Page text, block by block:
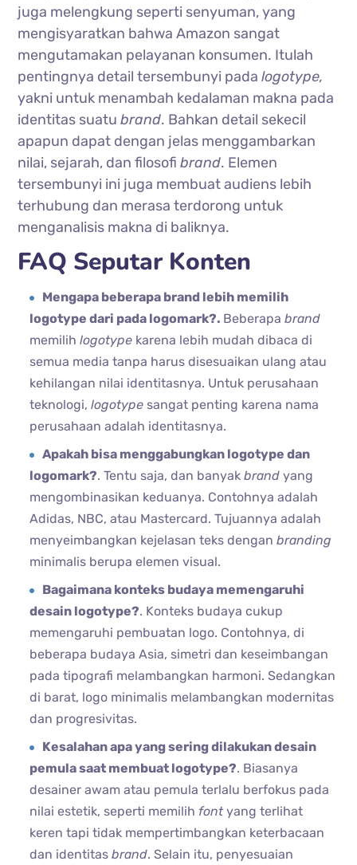
juga melengkung seperti senyuman, yang
mengisyaratkan bahwa Amazon sangat
mengutamakan pelayanan konsumen. Itulah
pentingnya detail tersembunyi padalogotype,
yakni untuk menambah kedalaman makna pada
identitas suatubrand. Bahkan detail sekecil
apapun dapat dengan jelas menggambarkan
nilai, sejarah, dan filosofibrand. Elemen
tersembunyi ini juga membuat audiens lebih
terhubung dan merasa terdorong untuk
menganalisis makna di baliknya.
FAQ Seputar Konten
Mengapa beberapa brand lebih memilih
logotype dari pada logomark?. Beberapabrand
memilihlogotype karena lebih mudah dibaca di
semua media tanpa harus disesuaikan ulang atau
kehilangan nilai identitasnya. Untuk perusahaan
teknologi,logotypesangat penting karena nama
perusahaan adalah identitasnya.
Apakah bisa menggabungkan logotype dan
logomark?. Tentu saja, dan banyakbrandyang
mengombinasikan keduanya. Contohnya adalah
Adidas, NBC, atau Mastercard. Tujuannya adalah
menyeimbangkan kejelasan teks denganbranding
minimalis berupa elemen visual.
Bagaimana konteks budaya memengaruhi
desain logotype?. Konteks budaya cukup
memengaruhi pembuatan logo. Contohnya, di
beberapa budaya Asia, simetri dan keseimbangan
pada tipografi melambangkan harmoni. Sedangkan
di barat, logo minimalis melambangkan modernitas
dan progresivitas.
Kesalahan apa yang sering dilakukan desain
pemula saat membuat logotype?. Biasanya
desainer awam atau pemula terlalu berfokus pada
nilai estetik, seperti memilih fontyang terlihat
keren tapi tidak mempertimbangkan keterbacaan
dan identitasbrand. Selain itu, penyesuaian